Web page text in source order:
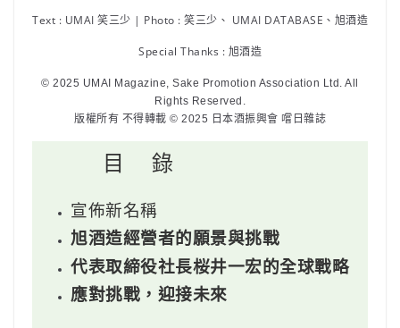
Text : UMAI 笑三少 | Photo : 笑三少、 UMAI DATABASE、旭酒造
Special Thanks : 旭酒造
© 2025 UMAI Magazine, Sake Promotion Association Ltd. All
Rights Reserved.
版權所有 不得轉載 © 2025 日本酒振興會 嚐日雜誌
目 錄
宣佈新名稱
旭酒造經營者的願景與挑戰
代表取締役社長桜井一宏的全球戰略
應對挑戰，迎接未來